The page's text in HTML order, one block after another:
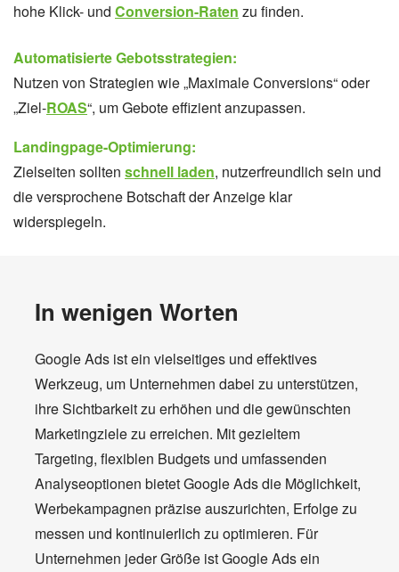
hohe Klick- und Conversion-Raten zu finden.
Automatisierte Gebotsstrategien:
Nutzen von Strategien wie „Maximale Conversions“ oder
„Ziel-ROAS“, um Gebote effizient anzupassen.
Landingpage-Optimierung:
Zielseiten sollten schnell laden, nutzerfreundlich sein und
die versprochene Botschaft der Anzeige klar
widerspiegeln.
In wenigen Worten
Google Ads ist ein vielseitiges und effektives
Werkzeug, um Unternehmen dabei zu unterstützen,
ihre Sichtbarkeit zu erhöhen und die gewünschten
Marketingziele zu erreichen. Mit gezieltem
Targeting, flexiblen Budgets und umfassenden
Analyseoptionen bietet Google Ads die Möglichkeit,
Werbekampagnen präzise auszurichten, Erfolge zu
messen und kontinuierlich zu optimieren. Für
Unternehmen jeder Größe ist Google Ads ein